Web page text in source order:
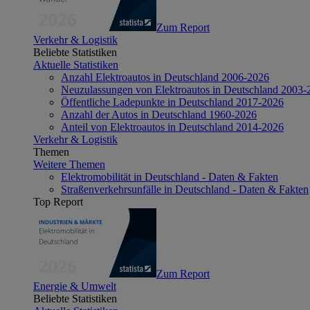
Zum Report
Verkehr & Logistik
Beliebte Statistiken
Aktuelle Statistiken
Anzahl Elektroautos in Deutschland 2006-2026
Neuzulassungen von Elektroautos in Deutschland 2003-
Öffentliche Ladepunkte in Deutschland 2017-2026
Anzahl der Autos in Deutschland 1960-2026
Anteil von Elektroautos in Deutschland 2014-2026
Verkehr & Logistik
Themen
Weitere Themen
Elektromobilität in Deutschland - Daten & Fakten
Straßenverkehrsunfälle in Deutschland - Daten & Fakten
Top Report
Zum Report
Energie & Umwelt
Beliebte Statistiken